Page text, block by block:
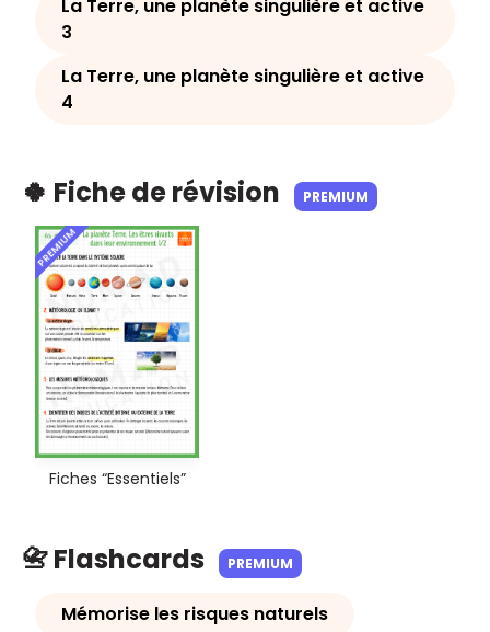
La Terre, une planète singulière et active
3
La Terre, une planète singulière et active
4
🍀 Fiche de révision PREMIUM
PREMIUM
Fiches “Essentiels”
📇 Flashcards PREMIUM
Mémorise les risques naturels